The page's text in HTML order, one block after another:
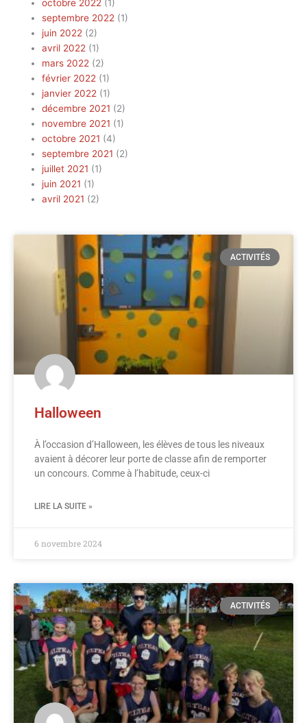
octobre 2022 (1)
septembre 2022 (1)
juin 2022 (2)
avril 2022 (1)
mars 2022 (2)
février 2022 (1)
janvier 2022 (1)
décembre 2021 (2)
novembre 2021 (1)
octobre 2021 (4)
septembre 2021 (2)
juillet 2021 (1)
juin 2021 (1)
avril 2021 (2)
ACTIVITÉS
Halloween
À l’occasion d’Halloween, les élèves de tous les niveaux
avaient à décorer leur porte de classe afin de remporter
un concours. Comme à l’habitude, ceux-ci
LIRE LA SUITE »
6 novembre 2024
ACTIVITÉS